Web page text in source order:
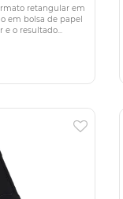
retangular em
em bolsa de papel
e o resultado...